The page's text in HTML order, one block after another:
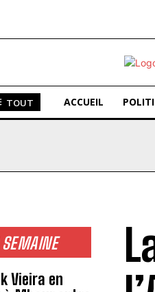
TOUT ACCUEIL
Vieira en